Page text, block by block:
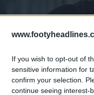
If you wish to opt-out of
sensitive information for
confirm your selection.
continue seeing interest-